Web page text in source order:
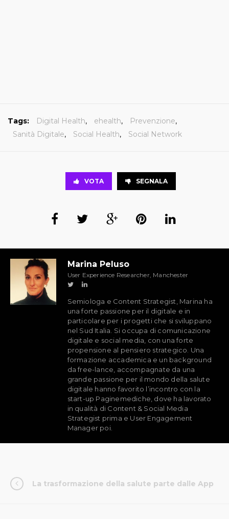
Tags: Digital Health, ehealth, Prevenzione,
Sanità Digitale, Social Health, Social Network
VOTA SEGNALA
Marina Peluso
User Experience Researcher, Manchester
Semiologa e Content Strategist, Marina ha
una forte passione per il digitale e in
particolare per i progetti che si sviluppano
nel Sud Italia. Si occupa di comunicazione
digitale e social media, con una forte
propensione al pensiero strategico. Una
formazione accademica e un background
da free-lance, accompagnate da una
grande passione per il mondo della salute
digitale hanno favorito l’incontro con la
start-up Paginemediche, dove ha lavorato
in qualità di Content & Social Media
Strategist prima e User Engagement
Manager poi.
La trasformazione della salute parte dalle App